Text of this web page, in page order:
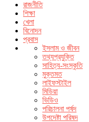
রাজনীতি
শিক্ষা
খেলা
বিনোদন
প্রবাস
ইসলাম ও জীবন
তথ্যপ্রযুক্তি
সাহিত্য-সংস্কৃতি
মুক্তমত
লাইফস্টাইল
মিডিয়া
ভিডিও
পরিচালনা পর্ষদ
উপদেষ্টা পরিষদ